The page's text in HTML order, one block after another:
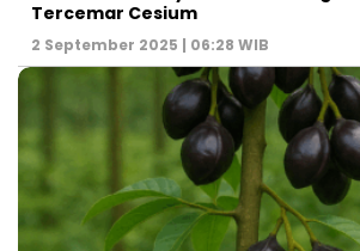
Tercemar Cesium
2 September 2025 | 06:28 WIB